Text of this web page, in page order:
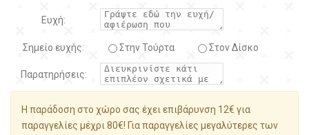
Ευχή:
Σημείο ευχής: Στην Τούρτα Στον Δίσκο
Παρατηρήσεις:
Η παράδοση στο χώρο σας έχει επιβάρυνση 12€ για
παραγγελίες μέχρι 80€! Για παραγγελίες μεγαλύτερες των